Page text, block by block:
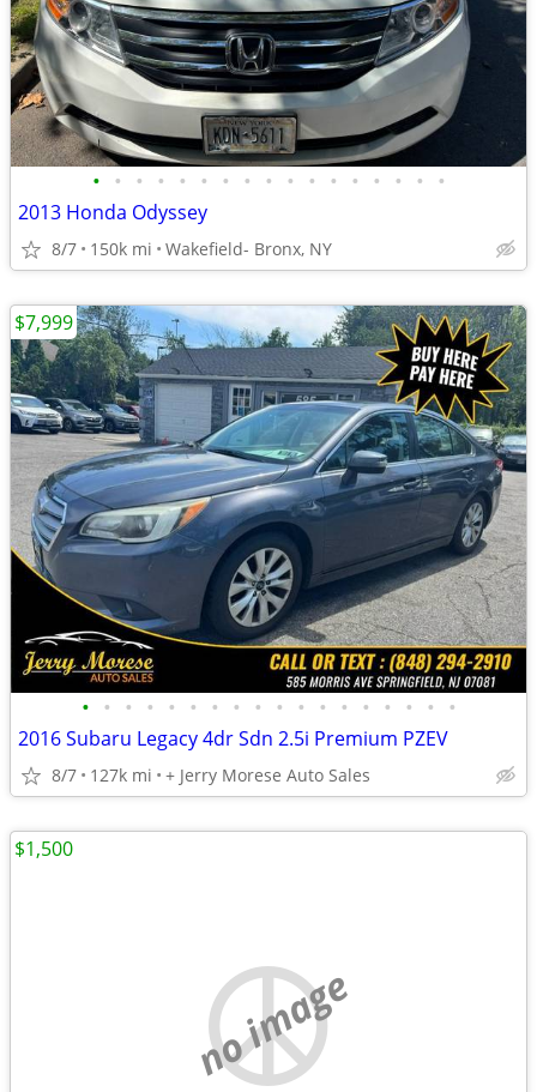
• • • • • • • • • • • • • • • • •
2013 Honda Odyssey
8/7 150k mi Wakefield- Bronx, NY
• • • • • • • • • • • • • • • • • •
2016 Subaru Legacy 4dr Sdn 2.5i Premium PZEV
8/7 127k mi + Jerry Morese Auto Sales
$7,999
no image
$1,500